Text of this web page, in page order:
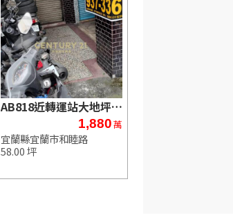
AB818近轉運站大地坪店住
1,880萬
宜蘭縣宜蘭市和睦路
58.00 坪